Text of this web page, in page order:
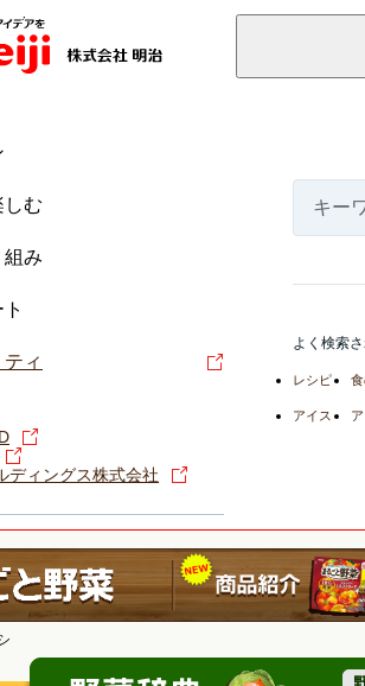
しむ
組み
ィ
ディングス株式会社
よく検索
レシピ
アイス